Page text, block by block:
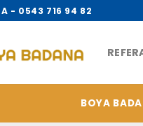
- 0543 716 94 82
BOYA